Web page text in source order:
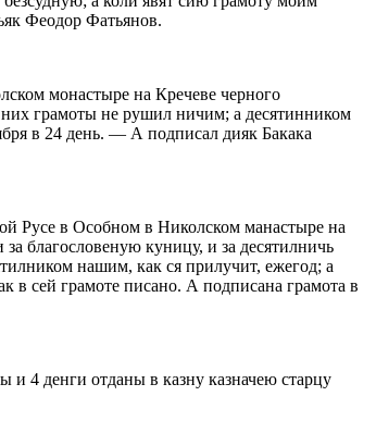
Феодор Фатьянов.
монастыре на Кречеве черного
грамоты не рушил ничим; а десятинником
в 24 день. — А подписал дияк Бакака
Русе в Особном в Николском манастыре на
благословеную куницу, и за десятилничь
нашим, как ся прилучит, ежегод; а
в сей грамоте писано. А подписана грамота в
4 денги отданы в казну казначею старцу